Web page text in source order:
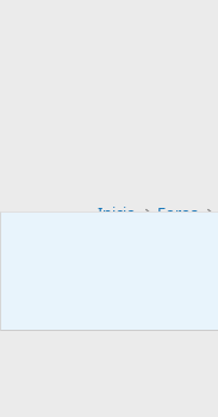
Inicio Foros